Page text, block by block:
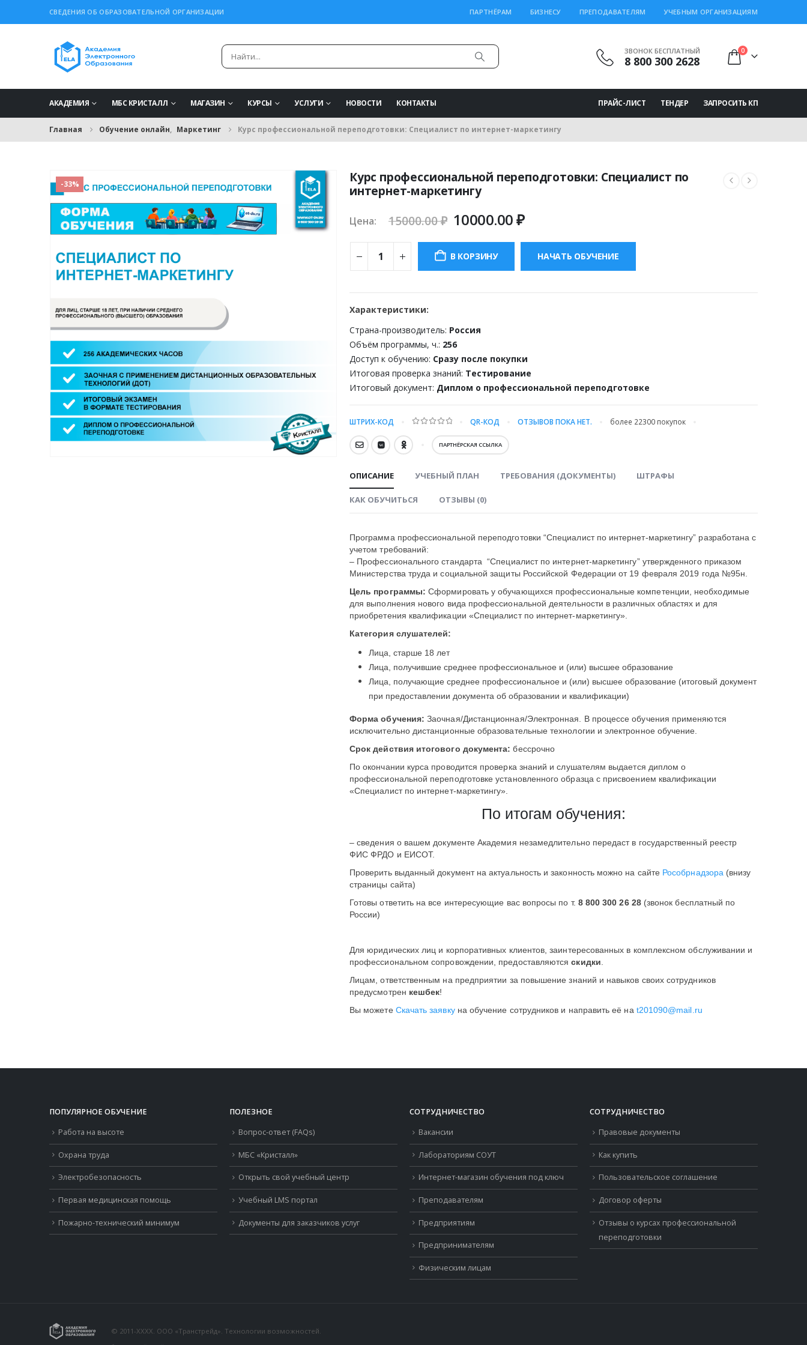
СВЕДЕНИЯ ОБ ОБРАЗОВАТЕЛЬНОЙ ОРГАНИЗАЦИИ ПАРТНЁРАМ БИЗНЕСУ ПРЕПОДАВАТЕЛЯМ УЧЕБНЫМ ОРГАНИЗАЦИЯМ
ЗВОНОК БЕСПЛАТНЫЙ
8 800 300 2628
0
АКАДЕМИЯ МБС КРИСТАЛЛ МАГАЗИН КУРСЫ УСЛУГИ НОВОСТИ КОНТАКТЫ ПРАЙС-ЛИСТ ТЕНДЕР ЗАПРОСИТЬ КП
Главная Обучение онлайн, Маркетинг Курс профессиональной переподготовки: Специалист по интернет-маркетингу
-33%
Курс профессиональной переподготовки: Специалист по
интернет-маркетингу
Цена: 15000.00₽ Первоначальная
составляла
15000.00 ₽.
10000.00₽Текущая
10000.00 ₽.
В КОРЗИНУ НАЧАТЬ ОБУЧЕНИЕ
Характеристики:
Страна-производитель: Россия
Объём программы, ч.: 256
Доступ к обучению: Сразу после покупки
Итоговая проверка знаний: Тестирование
Итоговый документ: Диплом о профессиональной переподготовке
ШТРИХ-КОД QR-КОД ОТЗЫВОВ ПОКА НЕТ. более 22300покупок
ПАРТНЁРСКАЯ ССЫЛКА
ОПИСАНИЕ УЧЕБНЫЙ ПЛАН ТРЕБОВАНИЯ (ДОКУМЕНТЫ) ШТРАФЫ
КАК ОБУЧИТЬСЯ ОТЗЫВЫ (0)
Программа профессиональной переподготовки “Специалист по интернет-маркетингу” разработана с
учетом требований:
– Профессионального стандарта “Специалист по интернет-маркетингу” утвержденного приказом
Министерства труда и социальной защиты Российской Федерации от 19 февраля 2019 года №95н.
Цель программы: Сформировать у обучающихся профессиональные компетенции, необходимые
для выполнения нового вида профессиональной деятельности в различных областях и для
приобретения квалификации «Специалист по интернет-маркетингу».
Категория слушателей:
Лица, старше 18 лет
Лица, получившие среднее профессиональное и (или) высшее образование
Лица, получающие среднее профессиональное и (или) высшее образование (итоговый документ
при предоставлении документа об образовании и квалификации)
Форма обучения: Заочная/Дистанционная/Электронная. В процессе обучения применяются
исключительно дистанционные образовательные технологии и электронное обучение.
Срок действия итогового документа: бессрочно
По окончании курса проводится проверка знаний и слушателям выдается диплом о
профессиональной переподготовке установленного образца с присвоением квалификации
«Специалист по интернет-маркетингу».
По итогам обучения:
– сведения о вашем документе Академия незамедлительно передаст в государственный реестр
ФИС ФРДО и ЕИСОТ.
Проверить выданный документ на актуальность и законность можно на сайте Рособрнадзора (внизу
страницы сайта)
Готовы ответить на все интересующие вас вопросы по т. 8 800 300 26 28(звонок бесплатный по
России)
Для юридических лиц и корпоративных клиентов, заинтересованных в комплексном обслуживании и
профессиональном сопровождении, предоставляютсяскидки
Лицам, ответственным на предприятии за повышение знаний и навыков своих сотрудников
предусмотрен кешбек!
Вы можете Скачать заявкуна обучение сотрудников и направить её на t201090@mail.ru
ПОПУЛЯРНОЕ ОБУЧЕНИЕ
Работа на высоте
Охрана труда
Электробезопасность
Первая медицинская помощь
Пожарно-технический минимум
ПОЛЕЗНОЕ
Вопрос-ответ (FAQs)
МБС «Кристалл»
Открыть свой учебный центр
Учебный LMS портал
Документы для заказчиков услуг
СОТРУДНИЧЕСТВО
Вакансии
Лабораториям СОУТ
Интернет-магазин обучения под ключ
Преподавателям
Предприятиям
Предпринимателям
Физическим лицам
СОТРУДНИЧЕСТВО
Правовые документы
Как купить
Пользовательское соглашение
Договор оферты
Отзывы о курсах профессиональной
переподготовки
© 2011-XXXX. ООО «Транстрейд». Технологии возможностей.